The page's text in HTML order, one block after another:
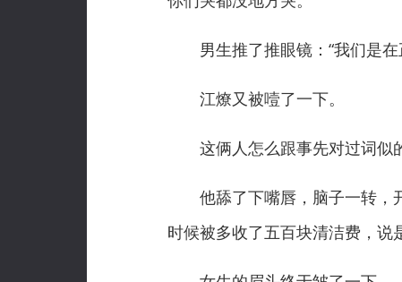
男生推了推眼镜：“我们是在
江燎又被噎了一下。
这俩人怎么跟事先对过词似
他舔了下嘴唇，脑子一转，开
时候被多收了五百块清洁费，说